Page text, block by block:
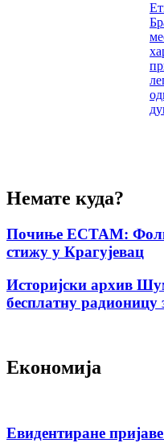
Немате куда?
Почиње ЕСТАМ:
стижу у Крагујевац
Историјски архив
бесплатну радионицу
Економија
Евидентиране